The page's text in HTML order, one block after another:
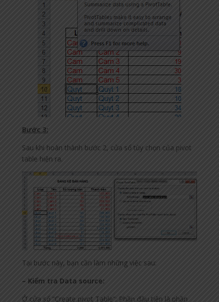
Bước 3:
Sau khi hoàn thành bước 2, cửa sổ tùy chọn của pivot
table hiện ra.
Tại bước này, bạn cần làm những việc sau:
– Kiểm tra Data source:
Ở cửa sổ “Create pivot Table”: Phần đầu tiên là phần